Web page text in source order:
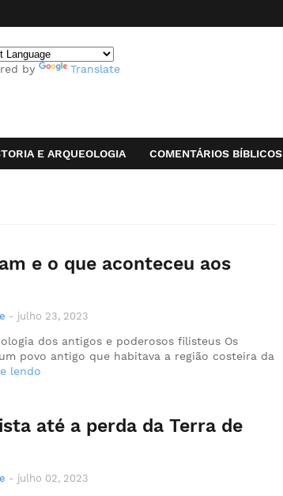
by Translate
E ARQUEOLOGIA COMENTÁRIOS BÍBLICOS
e o que aconteceu aos
- julho 23, 2023
dos antigos e poderosos filisteus Os
povo antigo que habitava a região costeira da
lendo
até a perda da Terra de
- julho 02, 2023